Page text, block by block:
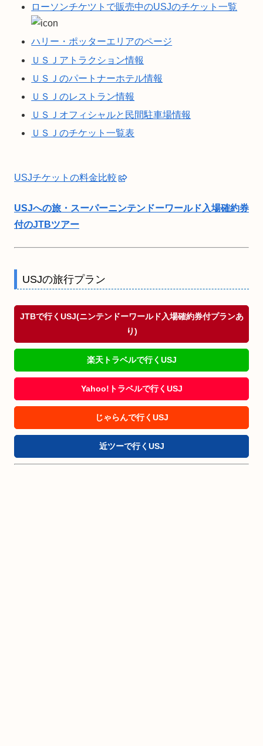
ローソンチケツトで販売中のUSJのチケット一覧
ハリー・ポッターエリアのページ
ＵＳＪアトラクション情報
ＵＳＪのパートナーホテル情報
ＵＳＪのレストラン情報
ＵＳＪオフィシャルと民間駐車場情報
ＵＳＪのチケット一覧表
USJチケットの料金比較
USJへの旅・スーパーニンテンドーワールド入場確約券
付のJTBツアー
USJの旅行プラン
JTBで行くUSJ(ニンテンドーワールド入場確約券付プランあ
り)
楽天トラベルで行くUSJ
Yahoo!トラベルで行くUSJ
じゃらんで行くUSJ
近ツーで行くUSJ